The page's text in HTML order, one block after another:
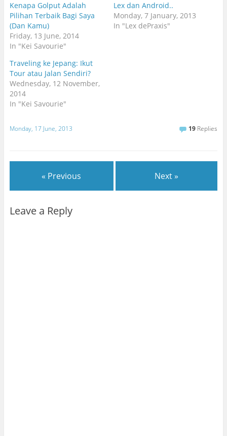
Kenapa Golput Adalah
Pilihan Terbaik Bagi Saya
(Dan Kamu)
Friday, 13 June, 2014
In "Kei Savourie"
Lex dan Android..
Monday, 7 January, 2013
In "Lex dePraxis"
Traveling ke Jepang: Ikut
Tour atau Jalan Sendiri?
Wednesday, 12 November,
2014
In "Kei Savourie"
Monday, 17 June, 2013 19 Replies
« Previous Next »
Leave a Reply